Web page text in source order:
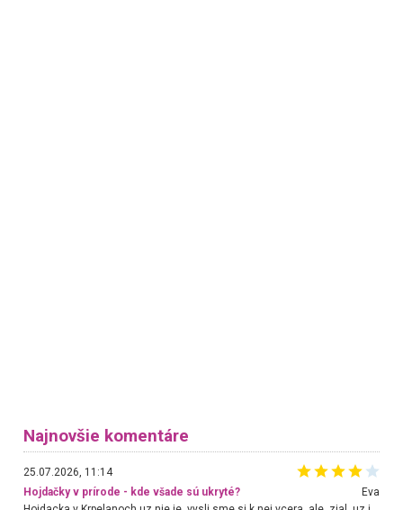
Najnovšie komentáre
25.07.2026, 11:14
Hojdačky v prírode - kde všade sú ukryté?
Eva